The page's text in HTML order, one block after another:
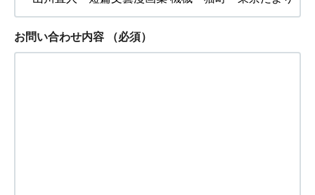
お問い合わせ内容 （必須）